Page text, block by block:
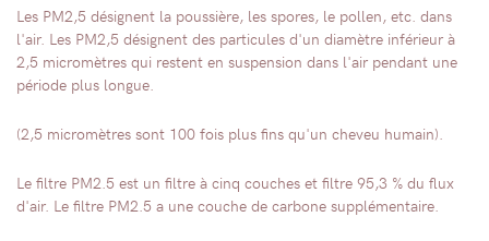
Les PM2,5 désignent la poussière, les spores, le pollen, etc. dans
l'air. Les PM2,5 désignent des particules d'un diamètre inférieur à
2,5 micromètres qui restent en suspension dans l'air pendant une
période plus longue.
(2,5 micromètres sont 100 fois plus fins qu'un cheveu humain).
Le filtre PM2.5 est un filtre à cinq couches et filtre 95,3 % du flux
d'air. Le filtre PM2.5 a une couche de carbone supplémentaire.